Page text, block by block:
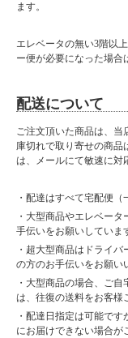
ます。
エレベータの無い3階以
ー便が必要になった場合
配送について
ご注文頂いた商品は、当
庫切れで取り寄せの商品
は、メールにて敏速に対
・配達はすべて宅配便（
・大型商品やエレベー
手伝いをお願いしていま
・超大型商品はドライ
の方のお手伝いをお願い
・大型商品の場合、ご
は、往復の送料をお客様
・配達日指定は可能で
にお届けできない場合が